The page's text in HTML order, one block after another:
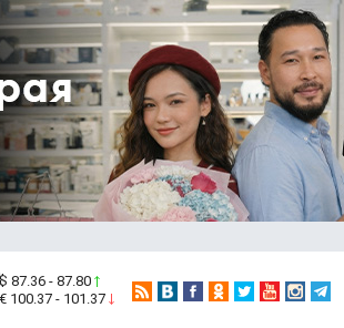
$ 87.36 - 87.80
€ 100.37 - 101.37